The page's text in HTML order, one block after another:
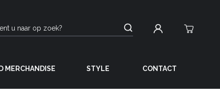
MERCHANDISE STYLE CONTACT